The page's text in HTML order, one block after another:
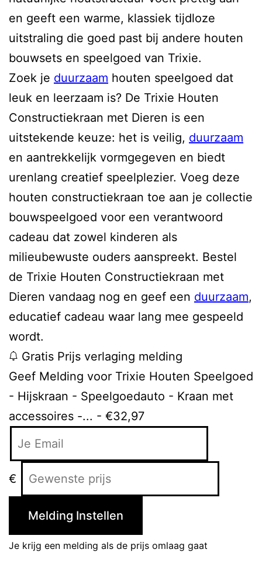
en geeft een warme, klassiek tijdloze
uitstraling die goed past bij andere houten
bouwsets en speelgoed van Trixie.
Zoek je duurzaam houten speelgoed dat
leuk en leerzaam is? De Trixie Houten
Constructiekraan met Dieren is een
uitstekende keuze: het is veilig, duurzaam
en aantrekkelijk vormgegeven en biedt
urenlang creatief speelplezier. Voeg deze
houten constructiekraan toe aan je collectie
bouwspeelgoed voor een verantwoord
cadeau dat zowel kinderen als
milieubewuste ouders aanspreekt. Bestel
de Trixie Houten Constructiekraan met
Dieren vandaag nog en geef een duurzaam,
educatief cadeau waar lang mee gespeeld
wordt.
Gratis Prijs verlaging melding
Geef Melding voor Trixie Houten Speelgoed
- Hijskraan - Speelgoedauto - Kraan met
accessoires -... - €32,97
€
Melding Instellen
Je krijg een melding als de prijs omlaag gaat